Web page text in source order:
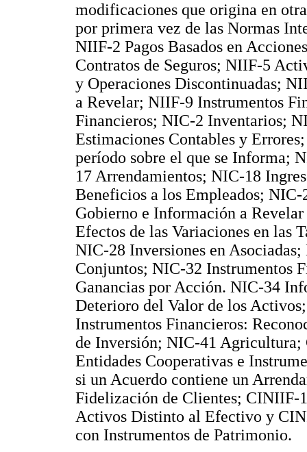
modificaciones que origina en
por primera vez de las Normas
NIIF-2 Pagos Basados en
Contratos de Seguros; NIIF-5
y Operaciones Discontinuadas;
a Revelar; NIIF-9 Instrumentos
Financieros; NIC-2 Inventarios;
Estimaciones Contables y
período sobre el que se Informa;
17 Arrendamientos; NIC-18
Beneficios a los Empleados;
Gobierno e Información a
Efectos de las Variaciones en las
NIC-28 Inversiones en
Conjuntos; NIC-32 Instrumentos
Ganancias por Acción. NIC-34
Deterioro del Valor de los
Instrumentos Financieros:
de Inversión; NIC-41 Agricultura;
Entidades Cooperativas e
si un Acuerdo contiene un
Fidelización de Clientes; CINIIF-
Activos Distinto al Efectivo y
con Instrumentos de Patrimonio.